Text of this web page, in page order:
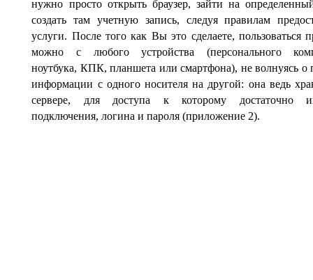
нужно просто открыть браузер, зайти на
создать там учетную запись, следуя правилам
услуги. После того как Вы это сделаете, пользоваться
можно с любого устройства (персонального
ноутбука, КПК, планшета или смартфона), не волнуясь о
информации с одного носителя на другой: она ведь
сервере, для доступа к которому достаточно
подключения, логина и пароля (приложение 2).